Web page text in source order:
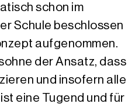
schon im
Schule beschlossen
aufgenommen.
der Ansatz, dass
und insofern alle
eine Tugend und für